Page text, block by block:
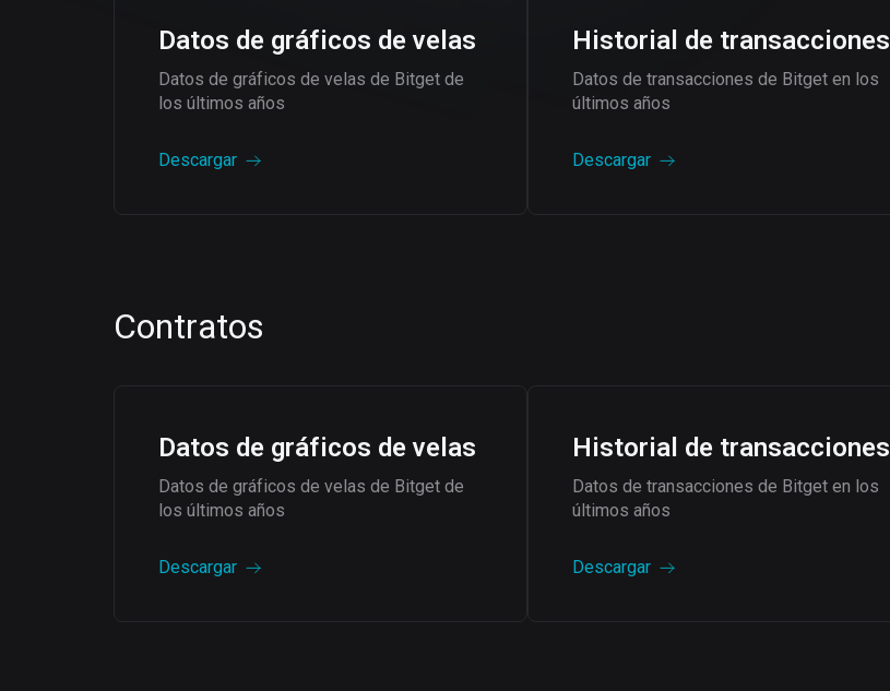
Datos de gráficos de velas
Datos de gráficos de velas de Bitget de
los últimos años
Descargar
Historial de transacciones
Datos de transacciones de Bitget en los
últimos años
Descargar
Contratos
Datos de gráficos de velas
Datos de gráficos de velas de Bitget de
los últimos años
Descargar
Historial de transacciones
Datos de transacciones de Bitget en los
últimos años
Descargar